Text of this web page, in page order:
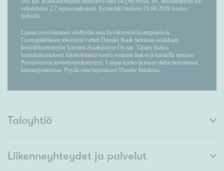
Taloyhtiö
Liikenneyhteydet ja palvelut